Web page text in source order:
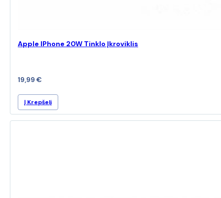
Apple IPhone 20W Tinklo Įkroviklis
19,99 €
Į Krepšelį